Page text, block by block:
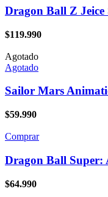
Dragon Ball Z
$119.990
Agotado
Agotado
Sailor Mars
$59.990
Comprar
Dragon Ball Super:
$64.990